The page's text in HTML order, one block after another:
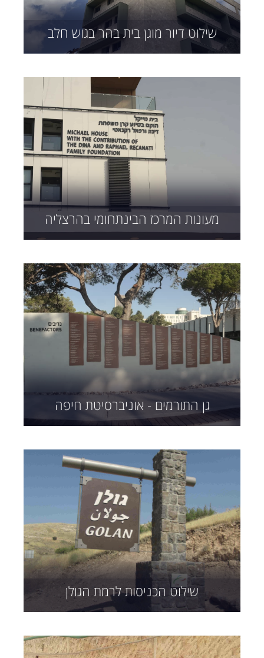
שילוט דיור מוגן בית בהר בגוש חלב
מעונות המרכז הבינתחומי בהרצליה
גן התורמים - אוניברסיטת חיפה
שילוט הכניסות לרמת הגולן